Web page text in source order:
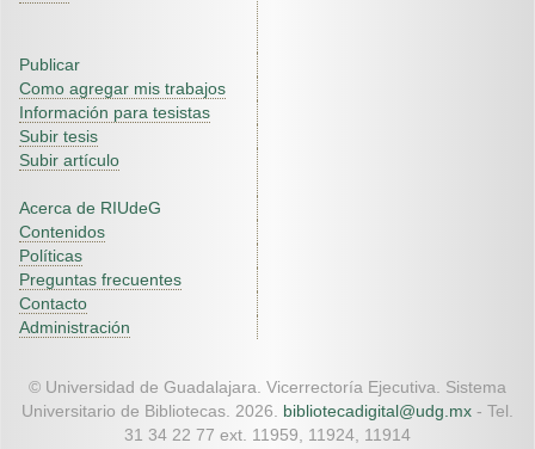
Publicar
Como agregar mis trabajos
Información para tesistas
Subir tesis
Subir artículo
Acerca de RIUdeG
Contenidos
Políticas
Preguntas frecuentes
Contacto
Administración
© Universidad de Guadalajara. Vicerrectoría Ejecutiva. Sistema
Universitario de Bibliotecas. 2026. bibliotecadigital@udg.mx - Tel.
31 34 22 77 ext. 11959, 11924, 11914